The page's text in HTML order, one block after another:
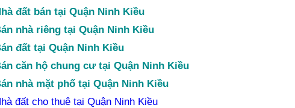
đất bán tại Quận Ninh Kiều
nhà riêng tại Quận Ninh Kiều
đất tại Quận Ninh Kiều
căn hộ chung cư tại Quận Ninh Kiều
nhà mặt phố tại Quận Ninh Kiều
đất cho thuê tại Quận Ninh Kiều